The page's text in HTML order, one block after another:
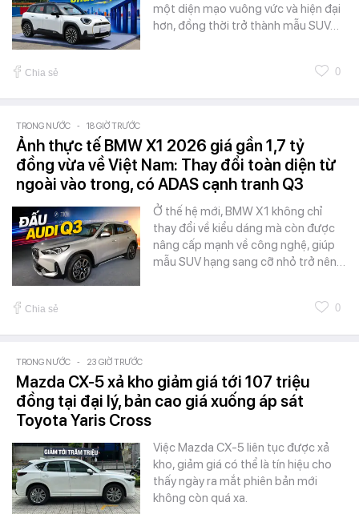
một diện mạo vuông vức và hiện đại
hơn, đồng thời trở thành mẫu SUV…
Chia sẻ 0
TRONG NƯỚC - 18 GIỜ TRƯỚC
Ảnh thực tế BMW X1 2026 giá gần 1,7 tỷ
đồng vừa về Việt Nam: Thay đổi toàn diện từ
ngoài vào trong, có ADAS cạnh tranh Q3
Ở thế hệ mới, BMW X1 không chỉ
thay đổi về kiểu dáng mà còn được
nâng cấp mạnh về công nghệ, giúp
mẫu SUV hạng sang cỡ nhỏ trở nên…
Chia sẻ 0
TRONG NƯỚC - 23 GIỜ TRƯỚC
Mazda CX-5 xả kho giảm giá tới 107 triệu
đồng tại đại lý, bản cao giá xuống áp sát
Toyota Yaris Cross
Việc Mazda CX-5 liên tục được xả
kho, giảm giá có thể là tín hiệu cho
thấy ngày ra mắt phiên bản mới
không còn quá xa.